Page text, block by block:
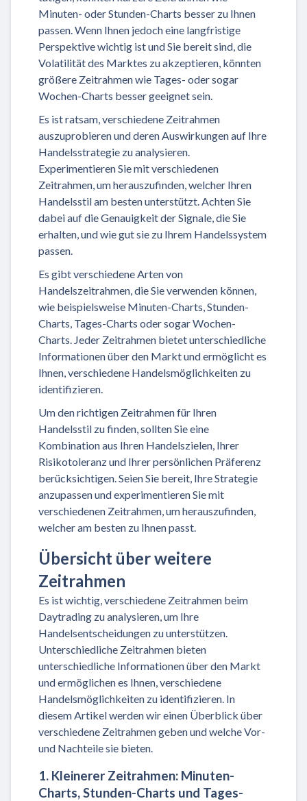
Minuten- oder Stunden-Charts besser zu Ihnen
passen. Wenn Ihnen jedoch eine langfristige
Perspektive wichtig ist und Sie bereit sind, die
Volatilität des Marktes zu akzeptieren, könnten
größere Zeitrahmen wie Tages- oder sogar
Wochen-Charts besser geeignet sein.
Es ist ratsam, verschiedene Zeitrahmen
auszuprobieren und deren Auswirkungen auf Ihre
Handelsstrategie zu analysieren.
Experimentieren Sie mit verschiedenen
Zeitrahmen, um herauszufinden, welcher Ihren
Handelsstil am besten unterstützt. Achten Sie
dabei auf die Genauigkeit der Signale, die Sie
erhalten, und wie gut sie zu Ihrem Handelssystem
passen.
Es gibt verschiedene Arten von
Handelszeitrahmen, die Sie verwenden können,
wie beispielsweise Minuten-Charts, Stunden-
Charts, Tages-Charts oder sogar Wochen-
Charts. Jeder Zeitrahmen bietet unterschiedliche
Informationen über den Markt und ermöglicht es
Ihnen, verschiedene Handelsmöglichkeiten zu
identifizieren.
Um den richtigen Zeitrahmen für Ihren
Handelsstil zu finden, sollten Sie eine
Kombination aus Ihren Handelszielen, Ihrer
Risikotoleranz und Ihrer persönlichen Präferenz
berücksichtigen. Seien Sie bereit, Ihre Strategie
anzupassen und experimentieren Sie mit
verschiedenen Zeitrahmen, um herauszufinden,
welcher am besten zu Ihnen passt.
Übersicht über weitere
Zeitrahmen
Es ist wichtig, verschiedene Zeitrahmen beim
Daytrading zu analysieren, um Ihre
Handelsentscheidungen zu unterstützen.
Unterschiedliche Zeitrahmen bieten
unterschiedliche Informationen über den Markt
und ermöglichen es Ihnen, verschiedene
Handelsmöglichkeiten zu identifizieren. In
diesem Artikel werden wir einen Überblick über
verschiedene Zeitrahmen geben und welche Vor-
und Nachteile sie bieten.
1. Kleinerer Zeitrahmen: Minuten-
Charts, Stunden-Charts und Tages-